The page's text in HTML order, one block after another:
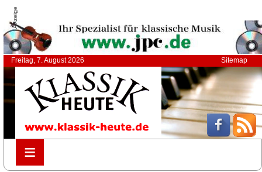
Anzeige
Freitag, 7. August 2026 Sitemap
≡
≡